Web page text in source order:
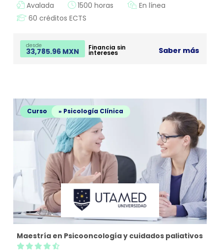
Avalada 1500 horas
En línea
60 créditos ECTS
desde
33,785.96 MXN Financia sin
intereses Saber más
Curso » Psicología Clínica
Maestría en Psicooncología y cuidados paliativos